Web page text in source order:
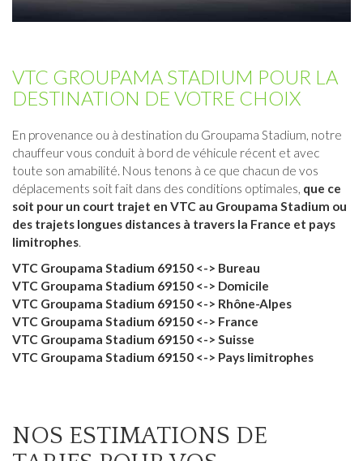
VTC GROUPAMA STADIUM POUR LA
DESTINATION DE VOTRE CHOIX
En provenance ou à destination du Groupama Stadium, notre
chauffeur vous conduit à bord de véhicule récent et avec
toute son amabilité. Nous tenons à ce que chacun de vos
déplacements soit fait dans des conditions optimales, que ce
soit pour un court trajet en VTC au Groupama Stadium ou
des trajets longues distances à travers la France et pays
limitrophes
VTC Groupama Stadium 69150 <-> Bureau
VTC Groupama Stadium 69150 <-> Domicile
VTC Groupama Stadium 69150 <-> Rhône-Alpes
VTC Groupama Stadium 69150 <-> France
VTC Groupama Stadium 69150 <-> Suisse
VTC Groupama Stadium 69150 <-> Pays limitrophes
NOS ESTIMATIONS DE